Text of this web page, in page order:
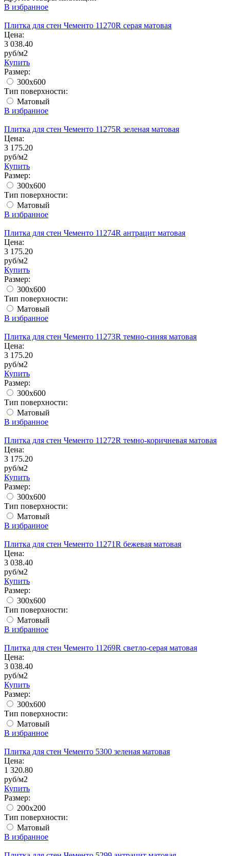
В избранное
Плитка для стен Чементо 11270R серая матовая
Цена:
3 038.40
руб/м2
Купить
Размер:
300x600
Тип поверхности:
Матовый
В избранное
Плитка для стен Чементо 11275R зеленая матовая
Цена:
3 175.20
руб/м2
Купить
Размер:
300x600
Тип поверхности:
Матовый
В избранное
Плитка для стен Чементо 11274R антрацит матовая
Цена:
3 175.20
руб/м2
Купить
Размер:
300x600
Тип поверхности:
Матовый
В избранное
Плитка для стен Чементо 11273R темно-синяя матовая
Цена:
3 175.20
руб/м2
Купить
Размер:
300x600
Тип поверхности:
Матовый
В избранное
Плитка для стен Чементо 11272R темно-коричневая матовая
Цена:
3 175.20
руб/м2
Купить
Размер:
300x600
Тип поверхности:
Матовый
В избранное
Плитка для стен Чементо 11271R бежевая матовая
Цена:
3 038.40
руб/м2
Купить
Размер:
300x600
Тип поверхности:
Матовый
В избранное
Плитка для стен Чементо 11269R светло-серая матовая
Цена:
3 038.40
руб/м2
Купить
Размер:
300x600
Тип поверхности:
Матовый
В избранное
Плитка для стен Чементо 5300 зеленая матовая
Цена:
1 320.80
руб/м2
Купить
Размер:
200x200
Тип поверхности:
Матовый
В избранное